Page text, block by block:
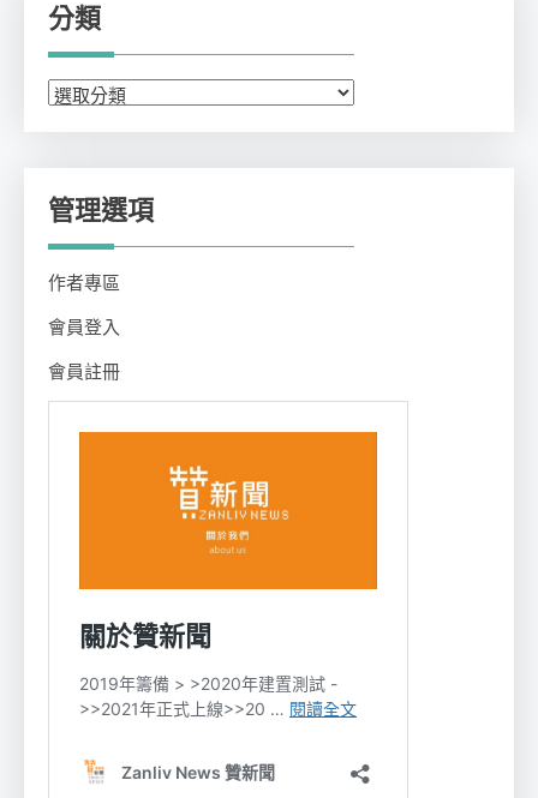
分類
分
管理選項
作者專區
會員登入
會員註冊